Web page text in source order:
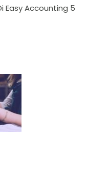
Easy Accounting 5